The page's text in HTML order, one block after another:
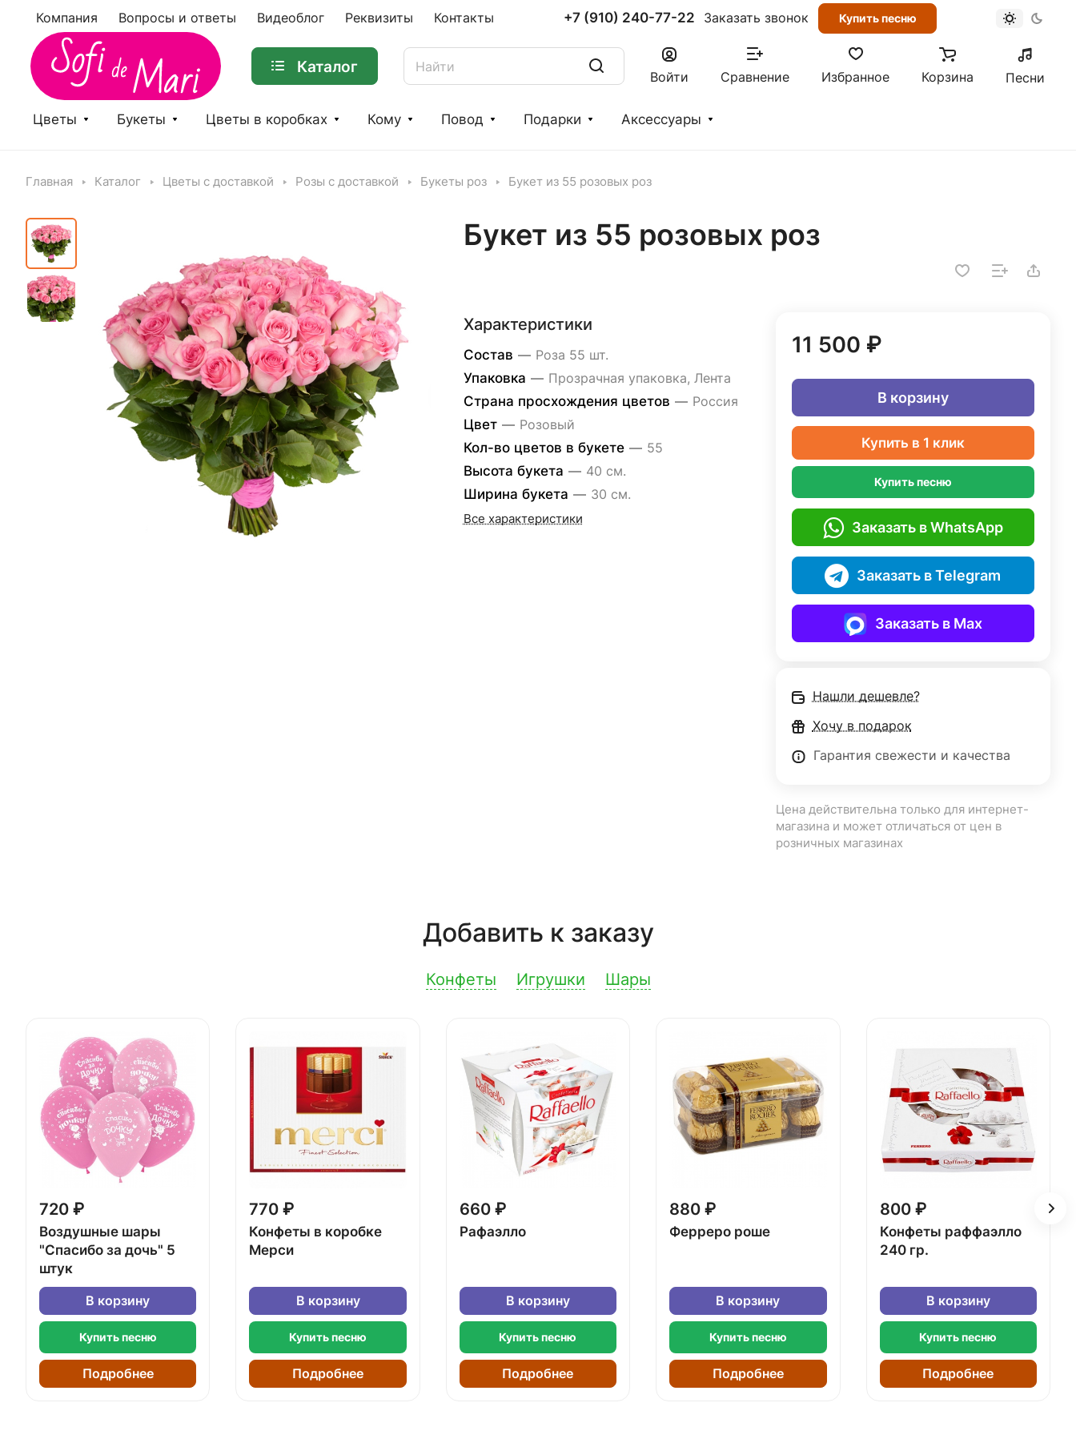
Компания Вопросы и ответы Видеоблог Реквизиты Контакты +7 (910) 240-77-22 Заказать звонок Купить песню
Каталог
Войти Сравнение Избранное Корзина Песни
Цветы Букеты Цветы в коробках Кому Повод Подарки Аксессуары
Главная Каталог Цветы с доставкой Розы с доставкой Букеты роз Букет из 55 розовых роз
Букет из 55 розовых роз
Характеристики
Состав — Роза 55 шт.
Упаковка — Прозрачная упаковка, Лента
Страна просхождения цветов — Россия
Цвет — Розовый
Кол-во цветов в букете — 55
Высота букета — 40 см.
Ширина букета — 30 см.
Все характеристики
11 500 ₽
В корзину
Купить в 1 клик
Купить песню
Заказать в WhatsApp
Заказать в Telegram
Заказать в Max
Нашли дешевле?
Хочу в подарок
Гарантия свежести и качества
Цена действительна только для интернет-
магазина и может отличаться от цен в
розничных магазинах
Добавить к заказу
Конфеты Игрушки Шары
720 ₽
Воздушные шары
"Спасибо за дочь" 5
штук
В корзину
Купить песню
Подробнее
770 ₽
Конфеты в коробке
Мерси
В корзину
Купить песню
Подробнее
660 ₽
Рафаэлло
В корзину
Купить песню
Подробнее
880 ₽
Ферреро роше
В корзину
Купить песню
Подробнее
800 ₽
Конфеты раффаэлло
240 гр.
В корзину
Купить песню
Подробнее